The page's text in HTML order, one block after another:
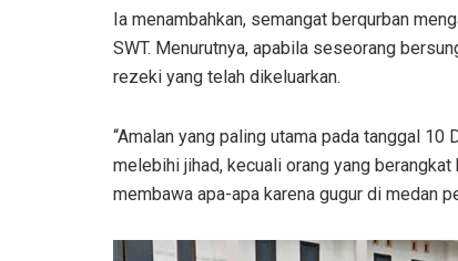
Ia menambahkan, semangat berqurban
SWT. Menurutnya, apabila seseorang
rezeki yang telah dikeluarkan.
“Amalan yang paling utama pada tanggal 10
melebihi jihad, kecuali orang yang
membawa apa-apa karena gugur di medan